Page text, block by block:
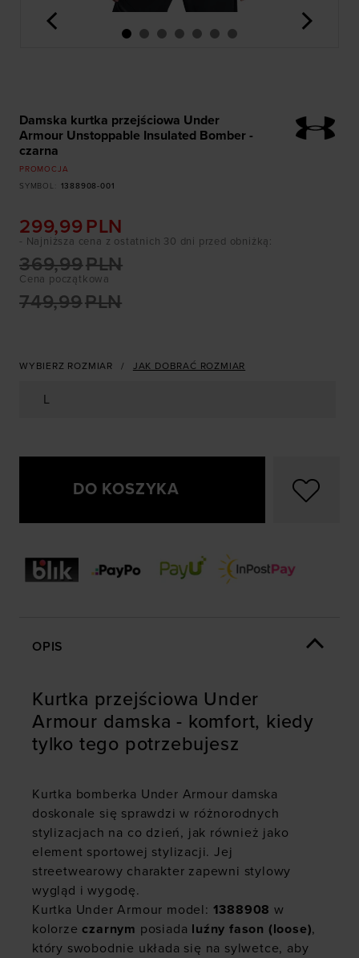
<
Damska kurtka przejściowa Under
Armour Unstoppable Insulated Bomber -
czarna
PROMOCJA
SYMBOL
1388908-001
299,99 PLN
Cena początkowa
749,99PLN
369,99PLN
- Najniższa cena z ostatnich 30 dni przed obniżką:
WYBIERZ ROZMIAR JAK DOBRAĆ ROZMIAR
L
DO KOSZYKA
OPIS
Kurtka przejściowa Under
Armour damska - komfort, kiedy
tylko tego potrzebujesz
Kurtka bomberka Under Armour damska
doskonale się sprawdzi w różnorodnych
stylizacjach na co dzień, jak również jako
element sportowej stylizacji. Jej
streetwearowy charakter zapewni stylowy
wygląd i wygodę.
Kurtka Under Armour model: 1388908w
kolorzeczarnym posiada luźny fason (loose),
który swobodnie układa się na sylwetce, aby